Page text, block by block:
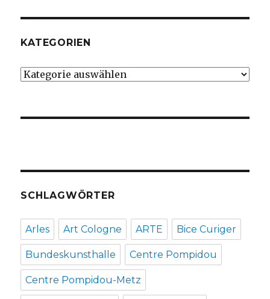
KATEGORIEN
Kategorien
SCHLAGWÖRTER
Arles Art Cologne ARTE Bice Curiger
Bundeskunsthalle Centre Pompidou
Centre Pompidou-Metz